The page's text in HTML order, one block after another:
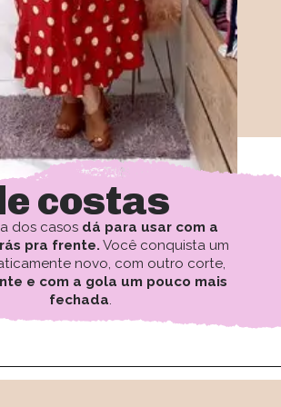
costas
dos casos dá para usar com a
pra frente. Você conquista um
novo, com outro corte,
e com a gola um pouco mais
fechada.